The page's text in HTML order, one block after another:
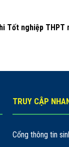
Tốt nghiệp THPT
TRUY CẬP
Cổng thông tin